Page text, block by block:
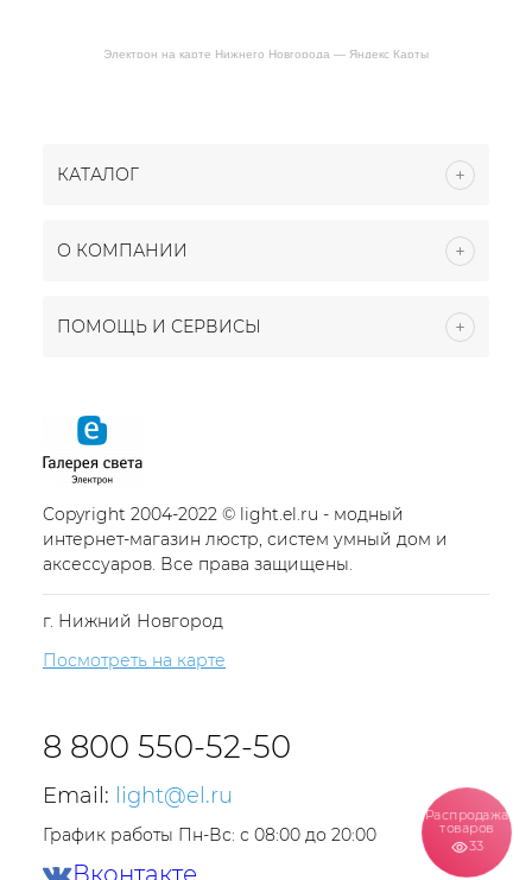
Электрон на карте Нижнего Новгорода — Яндекс Карты
КАТАЛОГ
О КОМПАНИИ
ПОМОЩЬ И СЕРВИСЫ
Copyright 2004-2022 © light.el.ru - модный
интернет-магазин люстр, систем умный дом и
аксессуаров. Все права защищены.
г. Нижний Новгород
Посмотреть на карте
8 800 550-52-50
Email: light@el.ru
График работы Пн-Вс: с 08:00 до 20:00
Вконтакте
Распродажа
товаров
33